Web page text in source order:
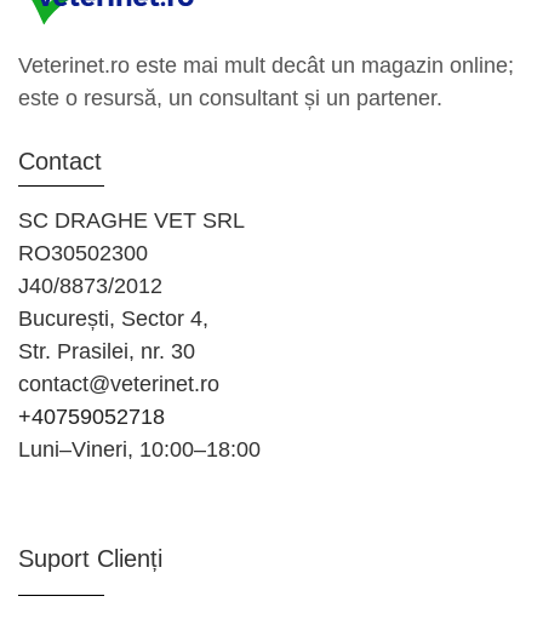
Veterinet.ro este mai mult decât un magazin online;
este o resursă, un consultant și un partener.
Contact
SC DRAGHE VET SRL
RO30502300
J40/8873/2012
București, Sector 4,
Str. Prasilei, nr. 30
contact@veterinet.ro
+40759052718
Luni–Vineri, 10:00–18:00
Suport Clienți